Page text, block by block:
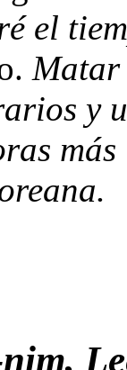
el
Matar
y